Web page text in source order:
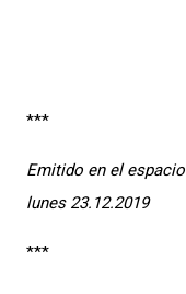
***
Emitido en el espacio
lunes 23.12.2019
***